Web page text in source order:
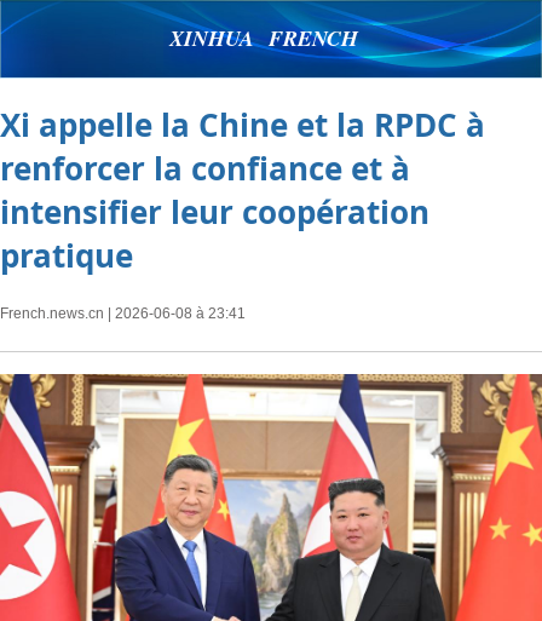
XINHUA FRENCH
Xi appelle la Chine et la RPDC à
renforcer la confiance et à
intensifier leur coopération
pratique
French.news.cn | 2026-06-08 à 23:41